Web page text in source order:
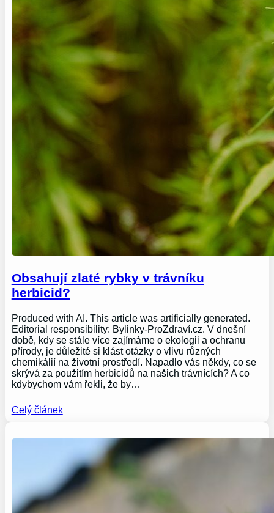
Obsahují zlaté rybky v trávníku
herbicid?
Produced with AI. This article was artificially generated.
Editorial responsibility: Bylinky-ProZdraví.cz. V dnešní
době, kdy se stále více zajímáme o ekologii a ochranu
přírody, je důležité si klást otázky o vlivu různých
chemikálií na životní prostředí. Napadlo vás někdy, co se
skrývá za použitím herbicidů na našich trávnících? A co
kdybychom vám řekli, že by…
Celý článek